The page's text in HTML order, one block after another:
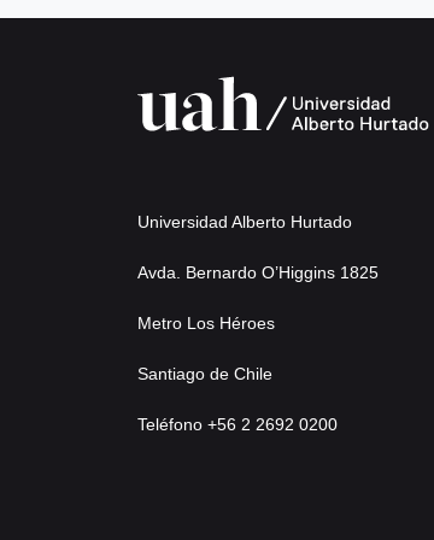
Universidad Alberto Hurtado
Avda. Bernardo O’Higgins 1825
Metro Los Héroes
Santiago de Chile
Teléfono +56 2 2692 0200